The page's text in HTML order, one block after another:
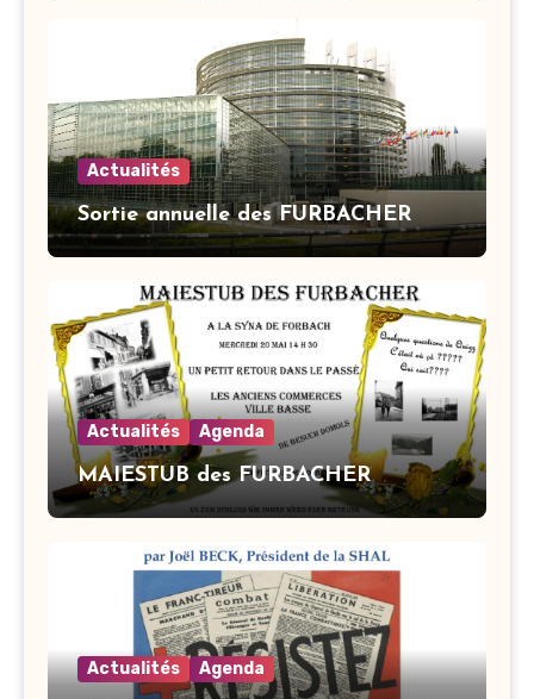
Actualités
Sortie annuelle des FURBACHER
Actualités Agenda
MAIESTUB des FURBACHER
Actualités Agenda